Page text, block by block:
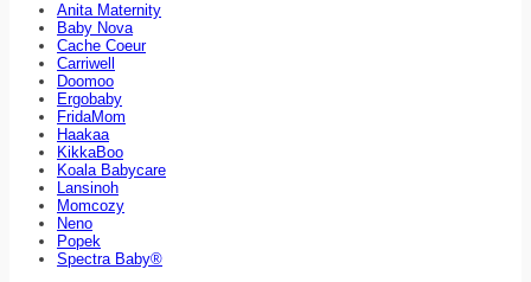
Anita Maternity
Baby Nova
Cache Coeur
Carriwell
Doomoo
Ergobaby
FridaMom
Haakaa
KikkaBoo
Koala Babycare
Lansinoh
Momcozy
Neno
Popek
Spectra Baby®